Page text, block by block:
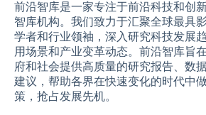
前沿智库是一家专注于前沿科技和创
智库机构。我们致力于汇聚全球最具
学者和行业领袖，深入研究科技发展
用场景和产业变革动态。前沿智库旨
府和社会提供高质量的研究报告、数
建议，帮助各界在快速变化的时代中
策，抢占发展先机。